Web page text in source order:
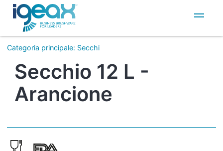
IT
EN
Categoria principale: Secchi
Secchio 12 L -
Arancione